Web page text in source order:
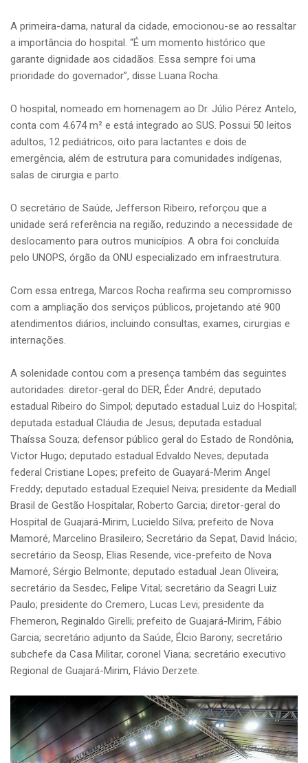
A primeira-dama, natural da cidade, emocionou-se ao ressaltar
a importância do hospital. “É um momento histórico que
garante dignidade aos cidadãos. Essa sempre foi uma
prioridade do governador”, disse Luana Rocha.
O hospital, nomeado em homenagem ao Dr. Júlio Pérez Antelo,
conta com 4.674 m² e está integrado ao SUS. Possui 50 leitos
adultos, 12 pediátricos, oito para lactantes e dois de
emergência, além de estrutura para comunidades indígenas,
salas de cirurgia e parto.
O secretário de Saúde, Jefferson Ribeiro, reforçou que a
unidade será referência na região, reduzindo a necessidade de
deslocamento para outros municípios. A obra foi concluída
pelo UNOPS, órgão da ONU especializado em infraestrutura.
Com essa entrega, Marcos Rocha reafirma seu compromisso
com a ampliação dos serviços públicos, projetando até 900
atendimentos diários, incluindo consultas, exames, cirurgias e
internações.
A solenidade contou com a presença também das seguintes
autoridades: diretor-geral do DER, Éder André; deputado
estadual Ribeiro do Simpol; deputado estadual Luiz do Hospital;
deputada estadual Cláudia de Jesus; deputada estadual
Thaíssa Souza; defensor público geral do Estado de Rondônia,
Victor Hugo; deputado estadual Edvaldo Neves; deputada
federal Cristiane Lopes; prefeito de Guayará-Merim Angel
Freddy; deputado estadual Ezequiel Neiva; presidente da Mediall
Brasil de Gestão Hospitalar, Roberto Garcia; diretor-geral do
Hospital de Guajará-Mirim, Lucieldo Silva; prefeito de Nova
Mamoré, Marcelino Brasileiro; Secretário da Sepat, David Inácio;
secretário da Seosp, Elias Resende, vice-prefeito de Nova
Mamoré, Sérgio Belmonte; deputado estadual Jean Oliveira;
secretário da Sesdec, Felipe Vital; secretário da Seagri Luiz
Paulo; presidente do Cremero, Lucas Levi; presidente da
Fhemeron, Reginaldo Girelli; prefeito de Guajará-Mirim, Fábio
Garcia; secretário adjunto da Saúde, Élcio Barony; secretário
subchefe da Casa Militar, coronel Viana; secretário executivo
Regional de Guajará-Mirim, Flávio Derzete.